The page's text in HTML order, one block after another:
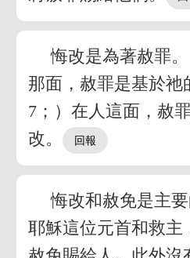
悔改是為著赦罪
那面，赦罪是基於祂
7；）在人這面，赦
改。
悔改和赦免是主
耶穌這位元首和救主